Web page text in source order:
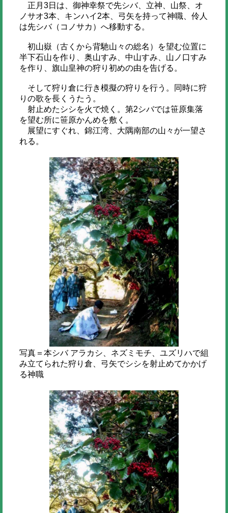
正月3日は、御神幸祭で先シバ、立神、山祭、オ
ノサオ3本、キンハイ2本、弓矢を持って神職、伶人
は先シバ（コノサカ）へ移動する。
初山嶽（古くから背馳山々の総名）を望む位置に
半下石山を作り、奥山すみ、中山すみ、山ノ口すみ
を作り、旗山皇神の狩り初めの由を告げる。
そして狩り倉に行き模擬の狩りを行う。同時に狩
りの歌を長くうたう。
射止めたシシを火で焼く。第2シバでは笹原集落
を望む所に笹原かんめを敷く。
展望にすぐれ、錦江湾、大隅南部の山々が一望さ
れる。
写真＝本シバ アラカシ、ネズミモチ、ユズリハで組
み立てられた狩り倉、弓矢でシシを射止めてかかげ
る神職